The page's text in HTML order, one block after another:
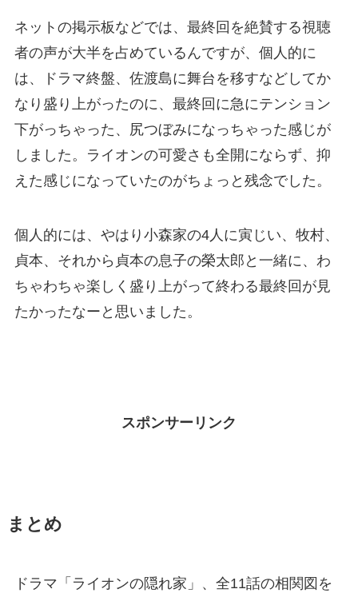
ネットの掲示板などでは、最終回を絶賛する視聴
者の声が大半を占めているんですが、個人的に
は、ドラマ終盤、佐渡島に舞台を移すなどしてか
なり盛り上がったのに、最終回に急にテンション
下がっちゃった、尻つぼみになっちゃった感じが
しました。ライオンの可愛さも全開にならず、抑
えた感じになっていたのがちょっと残念でした。
個人的には、やはり小森家の4人に寅じい、牧村、
貞本、それから貞本の息子の榮太郎と一緒に、わ
ちゃわちゃ楽しく盛り上がって終わる最終回が見
たかったなーと思いました。
スポンサーリンク
まとめ
ドラマ「ライオンの隠れ家」、全11話の相関図を